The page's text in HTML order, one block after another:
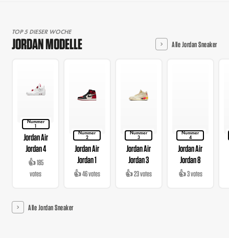
TOP 5 DIESER WOCHE
JORDAN MODELLE Alle Jordan Sneaker
Nummer
1
Jordan Air
Jordan 4
👍 185
votes
Nummer
2
Jordan Air
Jordan 1
👍 46 votes
Nummer
3
Jordan Air
Jordan 3
👍 23 votes
Nummer
4
Jordan Air
Jordan 8
👍 3 votes
Alle Jordan Sneaker